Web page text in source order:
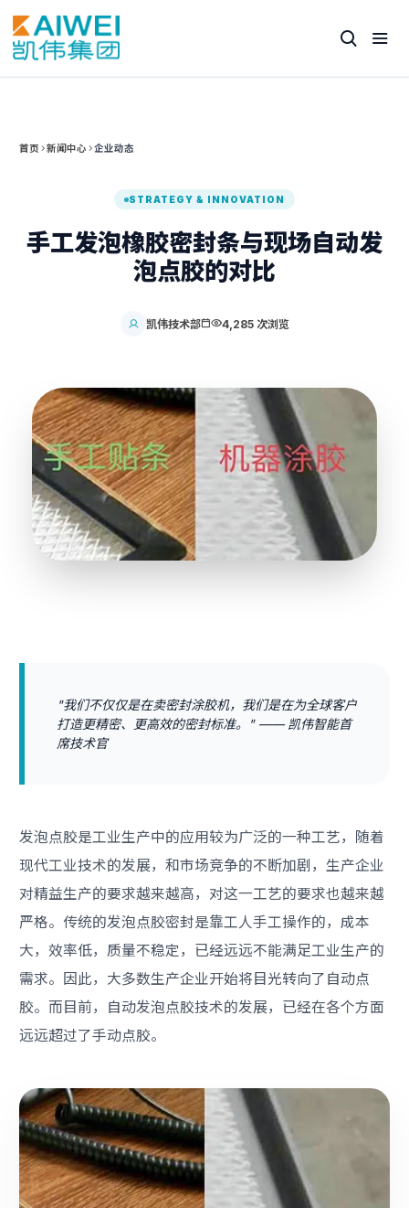
首页 新闻中心 企业动态
STRATEGY & INNOVATION
手工发泡橡胶密封条与现场自动发
泡点胶的对比
凯伟技术部 4,285 次浏览
"我们不仅仅是在卖密封涂胶机，我们是在为全球客户
打造更精密、更高效的密封标准。" —— 凯伟智能首
席技术官
发泡点胶是工业生产中的应用较为广泛的一种工艺，随着
现代工业技术的发展，和市场竞争的不断加剧，生产企业
对精益生产的要求越来越高，对这一工艺的要求也越来越
严格。传统的发泡点胶密封是靠工人手工操作的，成本
大，效率低，质量不稳定，已经远远不能满足工业生产的
需求。因此，大多数生产企业开始将目光转向了自动点
胶。而目前，自动发泡点胶技术的发展，已经在各个方面
远远超过了手动点胶。